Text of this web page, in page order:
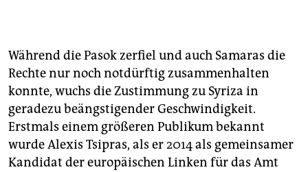
Während die Pasok zerfiel und auch Samaras die
Rechte nur noch notdürftig zusammenhalten
konnte, wuchs die Zustimmung zu Syriza in
geradezu beängstigender Geschwindigkeit.
Erstmals einem größeren Publikum bekannt
wurde Alexis Tsipras, als er 2014 als gemeinsamer
Kandidat der europäischen Linken für das Amt